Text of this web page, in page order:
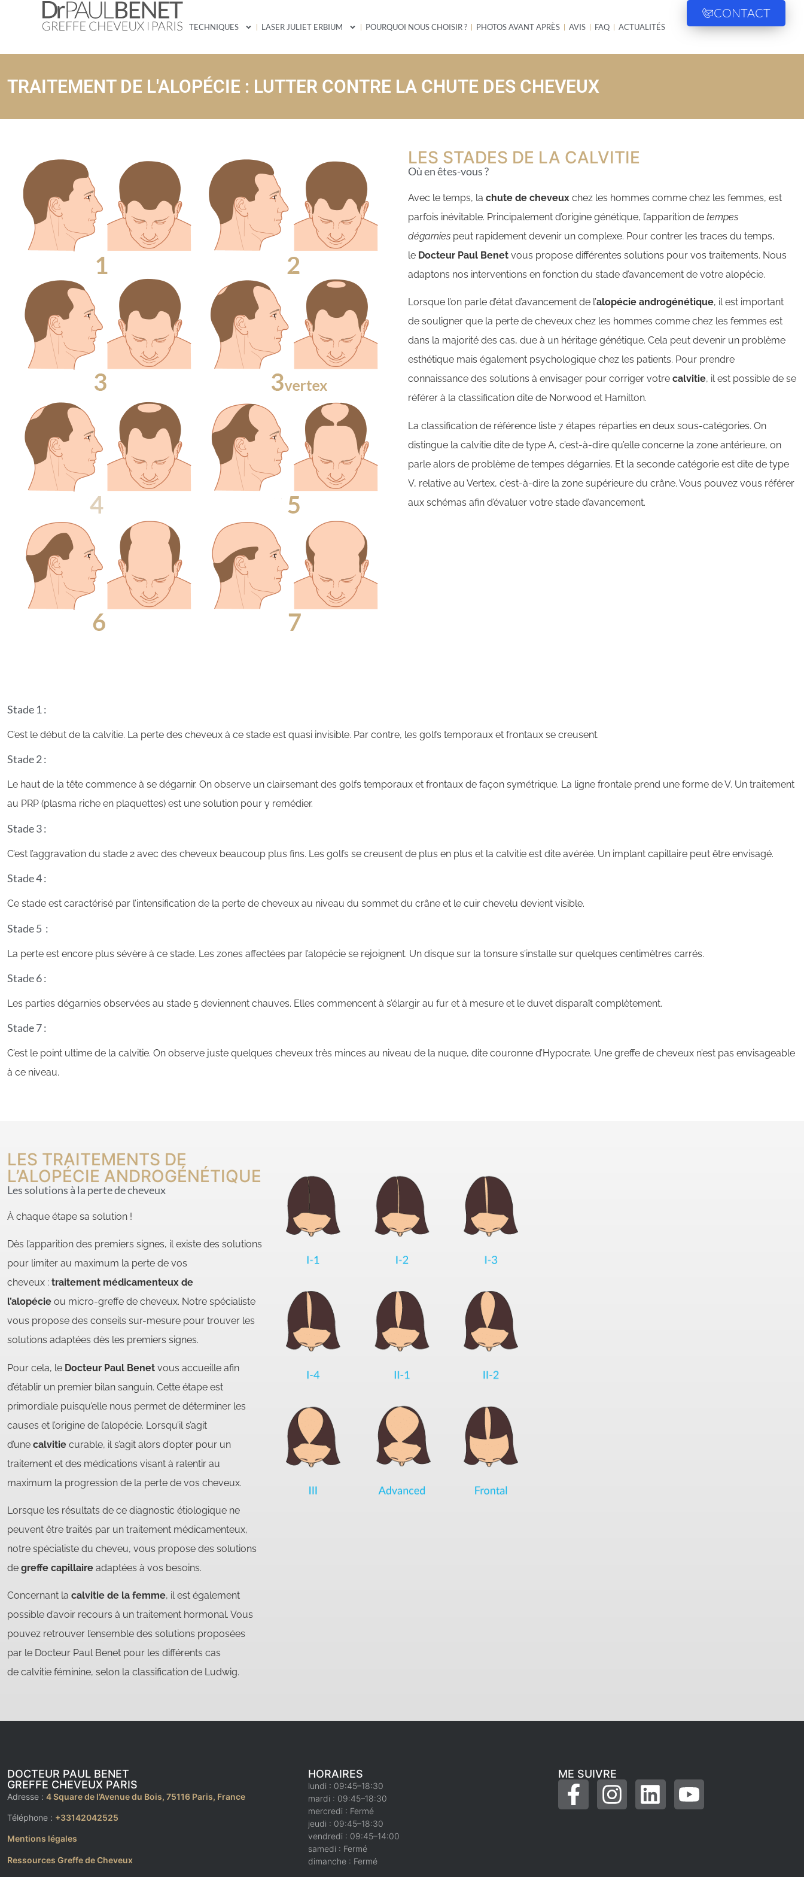
TECHNIQUES LASER JULIET ERBIUM POURQUOI NOUS CHOISIR ? PHOTOS AVANT APRÈS AVIS FAQ ACTUALITÉS
CONTACT
TRAITEMENT DE L'ALOPÉCIE : LUTTER CONTRE LA CHUTE DES CHEVEUX
LES STADES DE LA CALVITIE
Où en êtes-vous ?
Avec le temps, la chute de cheveux chez les hommes comme chez les femmes, est
parfois inévitable. Principalement d’origine génétique, l’apparition de tempes
dégarnies peut rapidement devenir un complexe. Pour contrer les traces du temps,
le Docteur Paul Benet vous propose différentes solutions pour vos traitements. Nous
adaptons nos interventions en fonction du stade d’avancement de votre alopécie.
Lorsque l’on parle d’état d’avancement de l’alopécie androgénétique, il est important
de souligner que la perte de cheveux chez les hommes comme chez les femmes est
dans la majorité des cas, due à un héritage génétique. Cela peut devenir un problème
esthétique mais également psychologique chez les patients. Pour prendre
connaissance des solutions à envisager pour corriger votre calvitie, il est possible de se
référer à la classification dite de Norwood et Hamilton.
La classification de référence liste 7 étapes réparties en deux sous-catégories. On
distingue la calvitie dite de type A, c’est-à-dire qu’elle concerne la zone antérieure, on
parle alors de problème de tempes dégarnies. Et la seconde catégorie est dite de type
V, relative au Vertex, c’est-à-dire la zone supérieure du crâne. Vous pouvez vous référer
aux schémas afin d’évaluer votre stade d’avancement.
Stade 1 :
C’est le début de la calvitie. La perte des cheveux à ce stade est quasi invisible. Par contre, les golfs temporaux et frontaux se creusent.
Stade 2 :
Le haut de la tête commence à se dégarnir. On observe un clairsemant des golfs temporaux et frontaux de façon symétrique. La ligne frontale prend une forme de V. Un traitement
au PRP (plasma riche en plaquettes) est une solution pour y remédier.
Stade 3 :
C’est l’aggravation du stade 2 avec des cheveux beaucoup plus fins. Les golfs se creusent de plus en plus et la calvitie est dite avérée. Un implant capillaire peut être envisagé.
Stade 4 :
Ce stade est caractérisé par l’intensification de la perte de cheveux au niveau du sommet du crâne et le cuir chevelu devient visible.
Stade 5 :
La perte est encore plus sévère à ce stade. Les zones affectées par l’alopécie se rejoignent. Un disque sur la tonsure s’installe sur quelques centimètres carrés.
Stade 6 :
Les parties dégarnies observées au stade 5 deviennent chauves. Elles commencent à s’élargir au fur et à mesure et le duvet disparaît complètement.
Stade 7 :
C’est le point ultime de la calvitie. On observe juste quelques cheveux très minces au niveau de la nuque, dite couronne d’Hypocrate. Une greffe de cheveux n’est pas envisageable
à ce niveau.
LES TRAITEMENTS DE
L’ALOPÉCIE ANDROGÉNÉTIQUE
Les solutions à la perte de cheveux
À chaque étape sa solution !
Dès l’apparition des premiers signes, il existe des solutions
pour limiter au maximum la perte de vos
cheveux : traitement médicamenteux de
l’alopécie ou micro-greffe de cheveux. Notre spécialiste
vous propose des conseils sur-mesure pour trouver les
solutions adaptées dès les premiers signes.
Pour cela, le Docteur Paul Benet vous accueille afin
d’établir un premier bilan sanguin. Cette étape est
primordiale puisqu’elle nous permet de déterminer les
causes et l’origine de l’alopécie. Lorsqu’il s’agit
d’une calvitie curable, il s’agit alors d’opter pour un
traitement et des médications visant à ralentir au
maximum la progression de la perte de vos cheveux.
Lorsque les résultats de ce diagnostic étiologique ne
peuvent être traités par un traitement médicamenteux,
notre spécialiste du cheveu, vous propose des solutions
de greffe capillaire adaptées à vos besoins.
Concernant la calvitie de la femme, il est également
possible d’avoir recours à un traitement hormonal. Vous
pouvez retrouver l’ensemble des solutions proposées
par le Docteur Paul Benet pour les différents cas
de calvitie féminine, selon la classification de Ludwig.
DOCTEUR PAUL BENET
GREFFE CHEVEUX PARIS
Adresse : 4 Square de l’Avenue du Bois, 75116 Paris, France
Téléphone : +33142042525
Mentions légales
Ressources Greffe de Cheveux
HORAIRES
lundi : 09:45–18:30
mardi : 09:45–18:30
mercredi : Fermé
jeudi : 09:45–18:30
vendredi : 09:45–14:00
samedi : Fermé
dimanche : Fermé
ME SUIVRE